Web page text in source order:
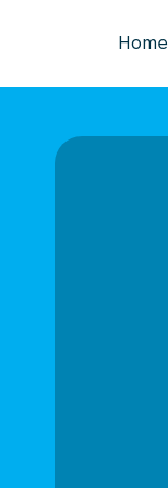
Home